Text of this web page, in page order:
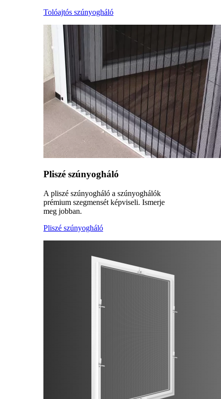
Tolóajtós szúnyogháló
Pliszé szúnyogháló
A pliszé szúnyogháló a szúnyoghálók
prémium szegmensét képviseli. Ismerje
meg jobban.
Pliszé szúnyogháló